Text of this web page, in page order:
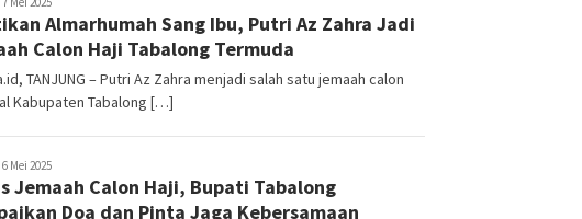
Almarhumah Sang Ibu, Putri Az Zahra Jadi
Calon Haji Tabalong Termuda
TANJUNG – Putri Az Zahra menjadi salah satu jemaah calon
Kabupaten Tabalong […]
Sekata.id
6 Mei 2025
Jemaah Calon Haji, Bupati Tabalong
Doa dan Pinta Jaga Kebersamaan